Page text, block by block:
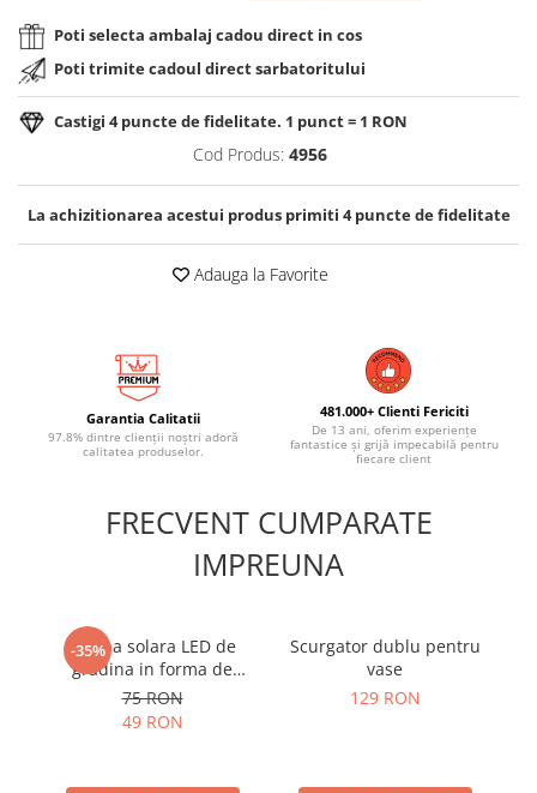
Poti selecta ambalaj cadou direct in cos
Poti trimite cadoul direct sarbatoritului
Castigi 4puncte de fidelitate. 1 punct = 1 RON
Cod Produs: 4956
La achizitionarea acestui produs primiti 4puncte de fidelitate
Adauga la Favorite
Garantia Calitatii
97.8% dintre clienții noștri adoră
calitatea produselor.
481.000+ Clienti Fericiti
De 13 ani, oferim experiențe
fantastice și grijă impecabilă pentru
fiecare client
FRECVENT CUMPARATE
IMPREUNA
-35%
Lampa solara LED de
gradina in forma de
piatra
75 RON
49 RON
Scurgator dublu pentru
vase
129 RON